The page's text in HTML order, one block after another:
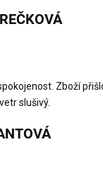
Zboží
slušivý.